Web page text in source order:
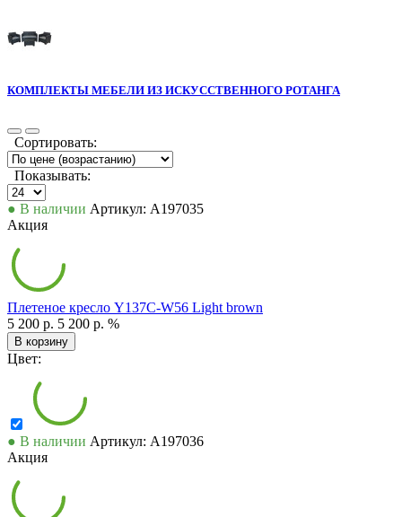
КОМПЛЕКТЫ МЕБЕЛИ ИЗ ИСКУССТВЕННОГО РОТАНГА
Сортировать:
Показывать:
● В наличии Артикул: А197035
Акция
Плетеное кресло Y137C-W56 Light brown
5 200 р. 5 200 р. %
В корзину
Цвет:
● В наличии Артикул: А197036
Акция